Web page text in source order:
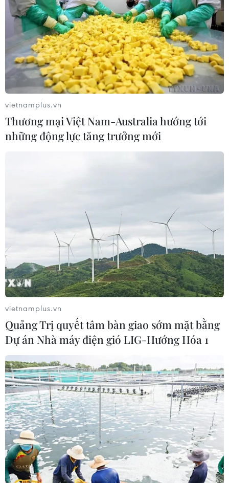
TIN CÙNG CHUYÊN MỤC
Miền Bắc giảm mưa từ đêm
nay, cuối tuần chuyển nắng nóng
07/08/2026 04:41
Mỹ can thiệp khẩn cấp, ngăn
vietnamplus.vn
Thương mại Việt Nam-Australia hướng tới
những động lực tăng trưởng mới
vietnamplus.vn
Quảng Trị quyết tâm bàn giao sớm mặt bằng
Dự án Nhà máy điện gió LIG-Hướng Hóa 1